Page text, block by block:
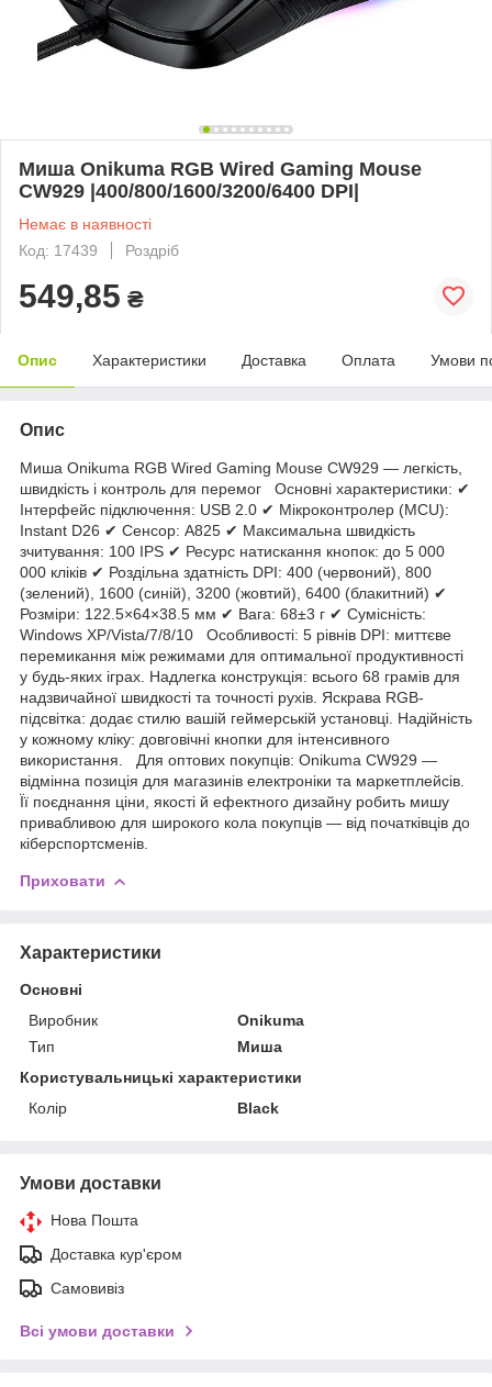
Миша Onikuma RGB Wired Gaming Mouse
CW929 |400/800/1600/3200/6400 DPI|
Немає в наявності
Код: 17439
Роздріб
549,85 ₴
Опис Характеристики Доставка Оплата Умови
Опис
Миша Onikuma RGB Wired Gaming Mouse CW929 — легкість,
швидкість і контроль для перемог Основні характеристики: ✔
Інтерфейс підключення: USB 2.0 ✔ Мікроконтролер (MCU):
Instant D26 ✔ Сенсор: A825 ✔ Максимальна швидкість
зчитування: 100 IPS ✔ Ресурс натискання кнопок: до 5 000
000 кліків ✔ Роздільна здатність DPI: 400 (червоний), 800
(зелений), 1600 (синій), 3200 (жовтий), 6400 (блакитний) ✔
Розміри: 122.5×64×38.5 мм ✔ Вага: 68±3 г ✔ Сумісність:
Windows XP/Vista/7/8/10 Особливості: 5 рівнів DPI: миттєве
перемикання між режимами для оптимальної продуктивності
у будь-яких іграх. Надлегка конструкція: всього 68 грамів для
надзвичайної швидкості та точності рухів. Яскрава RGB-
підсвітка: додає стилю вашій геймерській установці. Надійність
у кожному кліку: довговічні кнопки для інтенсивного
використання. Для оптових покупців: Onikuma CW929 —
відмінна позиція для магазинів електроніки та маркетплейсів.
Її поєднання ціни, якості й ефектного дизайну робить мишу
привабливою для широкого кола покупців — від початківців до
кіберспортсменів.
Приховати
Характеристики
Основні
Виробник
Onikuma
Тип
Миша
Користувальницькі характеристики
Колір
Black
Умови доставки
Нова Пошта
Доставка кур'єром
Самовивіз
Всі умови доставки